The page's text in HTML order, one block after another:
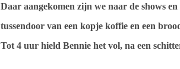
Daar aangekomen zijn we naar de shows en
tussendoor van een kopje koffie en een
Tot 4 uur hield Bennie het vol, na een